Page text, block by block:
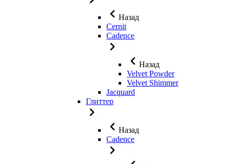
Назад
Cernit
Cadence
Назад
Velvet Powder
Velvet Shimmer
Jaсquard
Глиттер
Назад
Cadence